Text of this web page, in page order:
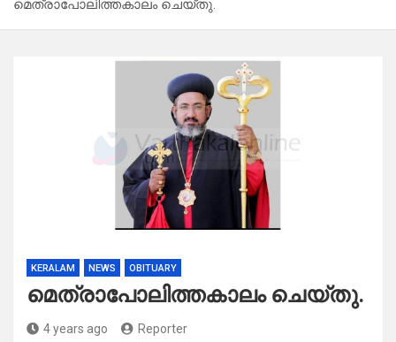
മെത്രാപോലിത്തകാലം ചെയ്തു.
KERALAM NEWS OBITUARY
മെത്രാപോലിത്തകാലം ചെയ്തു.
4 years ago Reporter